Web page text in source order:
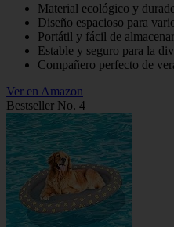
Material ecológico y
Diseño espacioso para
Portátil y fácil de
Estable y seguro para la
Compañero perfecto de
Ver en Amazon
Bestseller No. 4